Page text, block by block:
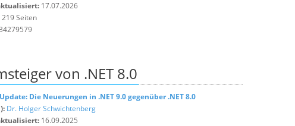
17.07.2026
219 Seiten
von .NET 8.0
Die Neuerungen in .NET 9.0 gegenüber .NET 8.0
Dr. Holger Schwichtenberg
16.09.2025